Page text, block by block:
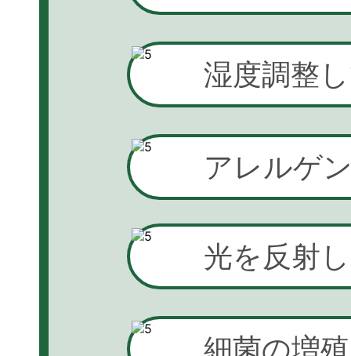
湿度調整
アレルゲ
光を反射
細菌の増